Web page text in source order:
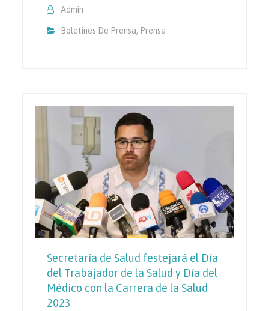
Admin
Boletines De Prensa, Prensa
Secretaría de Salud festejará el Día
del Trabajador de la Salud y Día del
Médico con la Carrera de la Salud
2023